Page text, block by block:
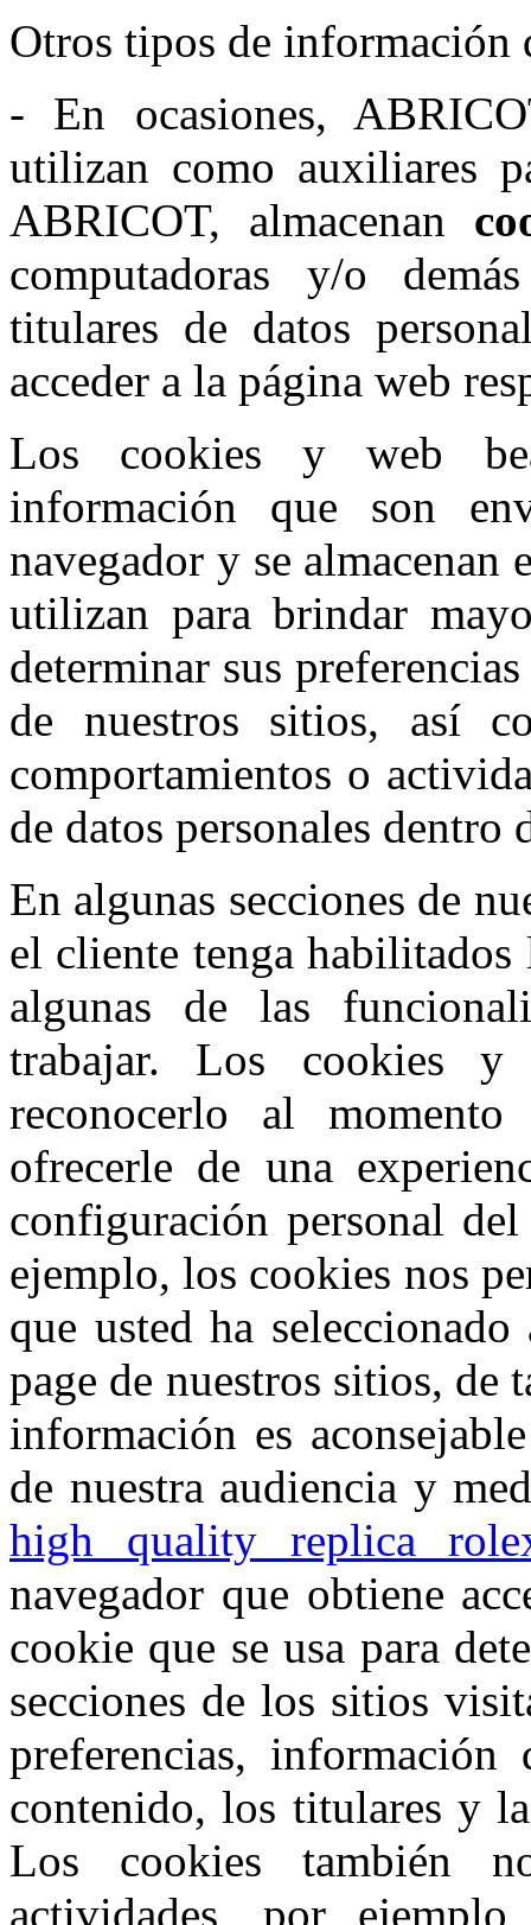
Otros tipos de información
- En ocasiones,
utilizan como auxiliares
ABRICOT, almacenan
computadoras y/o
titulares de datos
acceder a la página web
Los cookies y web
información que son
navegador y se almacenan
utilizan para brindar
determinar sus
de nuestros sitios, así
comportamientos o
de datos personales dentro
En algunas secciones de
el cliente tenga
algunas de las
trabajar. Los cookies y
reconocerlo al
ofrecerle de una
configuración personal
ejemplo, los cookies nos
que usted ha
page de nuestros sitios, de
información es
de nuestra audiencia y
high quality replica
navegador que obtiene
cookie que se usa para
secciones de los sitios
preferencias,
contenido, los titulares y
Los cookies también
actividades, por